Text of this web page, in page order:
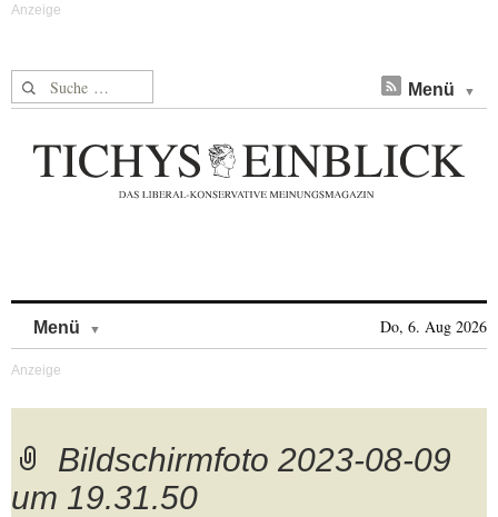
Suche nach: Menü
Menü Do, 6. Aug 2026
Bildschirmfoto 2023-08-09
um 19.31.50